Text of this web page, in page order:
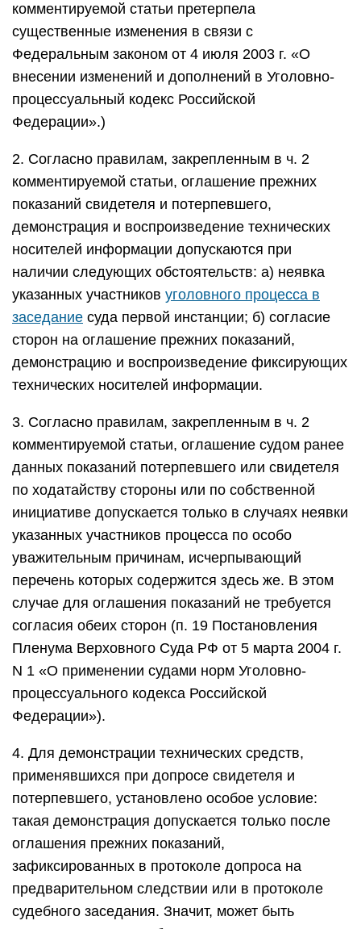
комментируемой статьи претерпела
существенные изменения в связи с
Федеральным законом от 4 июля 2003 г. «О
внесении изменений и дополнений в Уголовно-
процессуальный кодекс Российской
Федерации».)
2. Согласно правилам, закрепленным в ч. 2
комментируемой статьи, оглашение прежних
показаний свидетеля и потерпевшего,
демонстрация и воспроизведение технических
носителей информации допускаются при
наличии следующих обстоятельств: а) неявка
указанных участников уголовного процесса в
заседание суда первой инстанции; б) согласие
сторон на оглашение прежних показаний,
демонстрацию и воспроизведение фиксирующих
технических носителей информации.
3. Согласно правилам, закрепленным в ч. 2
комментируемой статьи, оглашение судом ранее
данных показаний потерпевшего или свидетеля
по ходатайству стороны или по собственной
инициативе допускается только в случаях неявки
указанных участников процесса по особо
уважительным причинам, исчерпывающий
перечень которых содержится здесь же. В этом
случае для оглашения показаний не требуется
согласия обеих сторон (п. 19 Постановления
Пленума Верховного Суда РФ от 5 марта 2004 г.
N 1 «О применении судами норм Уголовно-
процессуального кодекса Российской
Федерации»).
4. Для демонстрации технических средств,
применявшихся при допросе свидетеля и
потерпевшего, установлено особое условие:
такая демонстрация допускается только после
оглашения прежних показаний,
зафиксированных в протоколе допроса на
предварительном следствии или в протоколе
судебного заседания. Значит, может быть